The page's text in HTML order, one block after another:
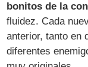
bonitos de la
fluidez. Cada
anterior, tanto en
diferentes